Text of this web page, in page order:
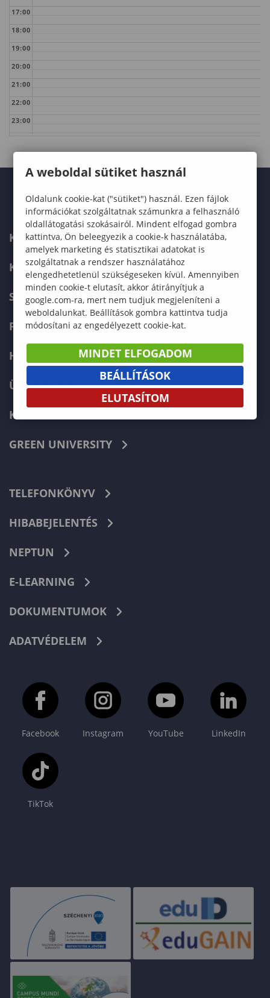
17:00
18:00
19:00
20:00
21:00
22:00
23:00
KAPCSOLAT
KÉPZÉSKERESŐ
SZERVEZETI FELÉPÍTÉS
FELVÉTELIZŐKNEK
HALLGATÓKNAK
ÜZLETI PARTNEREKNEK
KARRIER
GREEN UNIVERSITY
TELEFONKÖNYV
HIBABEJELENTÉS
NEPTUN
E-LEARNING
DOKUMENTUMOK
ADATVÉDELEM
Facebook Instagram YouTube LinkedIn
TikTok
A weboldal sütiket használ
Oldalunk cookie-kat ("sütiket") használ. Ezen fájlok
információkat szolgáltatnak számunkra a felhasználó
oldallátogatási szokásairól. Mindent elfogad gombra
kattintva, Ön beleegyezik a cookie-k használatába,
amelyek marketing és statisztikai adatokat is
szolgáltatnak a rendszer használatához
elengedhetetlenül szükségeseken kívül. Amennyiben
minden cookie-t elutasít, akkor átirányítjuk a
google.com-ra, mert nem tudjuk megjeleníteni a
weboldalunkat. Beállítások gombra kattintva tudja
módosítani az engedélyezett cookie-kat.
MINDET ELFOGADOM
BEÁLLÍTÁSOK
ELUTASÍTOM